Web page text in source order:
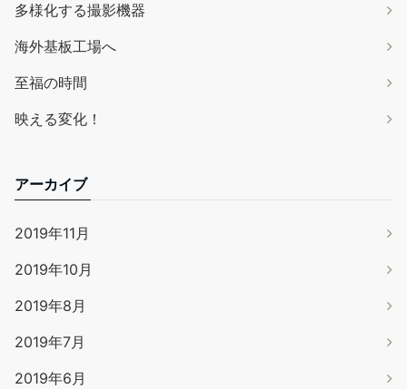
多様化する撮影機器
海外基板工場へ
至福の時間
映える変化！
アーカイブ
2019年11月
2019年10月
2019年8月
2019年7月
2019年6月